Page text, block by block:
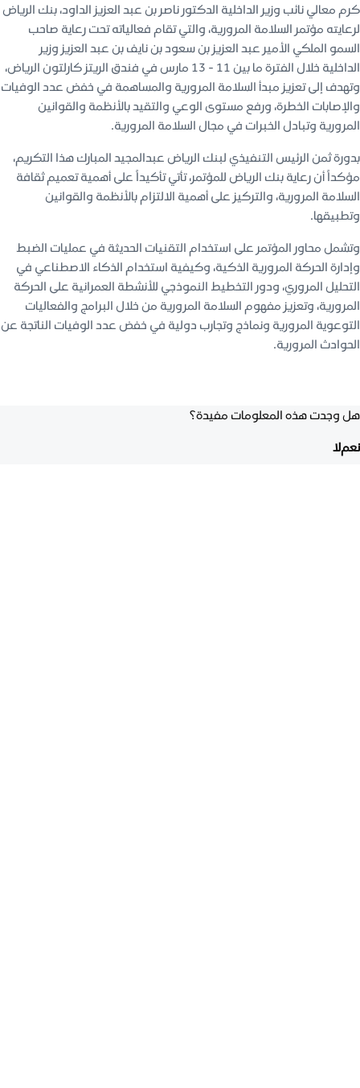
كرم معالي نائب وزير الداخلية الدكتور ناصر بن عبد العزيز الداود، بنك الرياض
لرعايته مؤتمر السلامة المرورية، والتي تقام فعالياته تحت رعاية صاحب
السمو الملكي الأمير عبد العزيز بن سعود بن نايف بن عبد العزيز وزير
الداخلية خلال الفترة ما بين 11 - 13 مارس في فندق الريتز كارلتون الرياض،
وتهدف إلى تعزيز مبدأ السلامة المرورية والمساهمة في خفض عدد الوفيات
والإصابات الخطرة، ورفع مستوى الوعي والتقيد بالأنظمة والقوانين
المرورية وتبادل الخبرات في مجال السلامة المرورية.
بدورة ثمن الرئيس التنفيذي لبنك الرياض عبدالمجيد المبارك هذا التكريم،
مؤكداً أن رعاية بنك الرياض للمؤتمر، تأتي تأكيداً على أهمية تعميم ثقافة
السلامة المرورية، والتركيز على أهمية الالتزام بالأنظمة والقوانين
وتطبيقها.
وتشمل محاور المؤتمر على استخدام التقنيات الحديثة في عمليات الضبط
وإدارة الحركة المرورية الذكية، وكيفية استخدام الذكاء الاصطناعي في
التحليل المروري، ودور التخطيط النموذجي للأنشطة العمرانية على الحركة
المرورية، وتعزيز مفهوم السلامة المرورية من خلال البرامج والفعاليات
التوعوية المرورية ونماذج وتجارب دولية في خفض عدد الوفيات الناتجة عن
الحوادث المرورية.
هل وجدت هذه المعلومات مفيدة؟
نعملا